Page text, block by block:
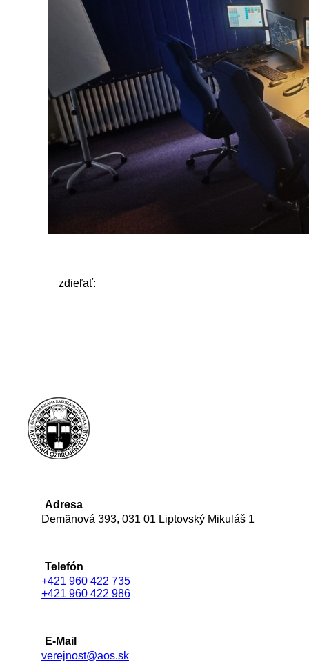
zdieľať:
Adresa
Demänová 393, 031 01 Liptovský Mikuláš 1
Telefón
+421 960 422 735
+421 960 422 986
E-Mail
verejnost@aos.sk